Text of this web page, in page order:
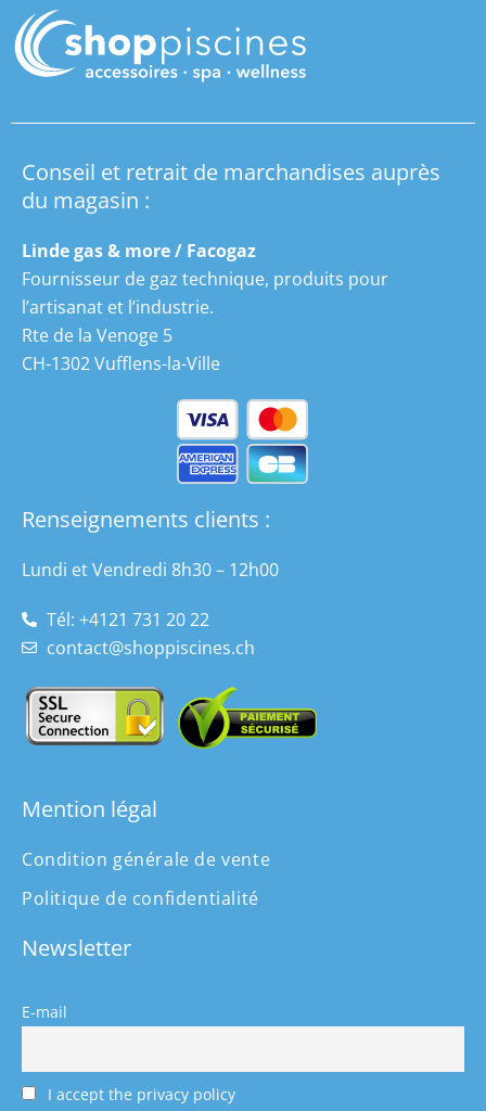
Conseil et retrait de marchandises auprès
du magasin :
Linde gas & more / Facogaz
Fournisseur de gaz technique, produits pour
l’artisanat et l’industrie.
Rte de la Venoge 5
CH-1302 Vufflens-la-Ville
Renseignements clients :
Lundi et Vendredi 8h30 – 12h00
Tél: +4121 731 20 22
contact@shoppiscines.ch
Mention légal
Condition générale de vente
Politique de confidentialité
Newsletter
E-mail
I accept the privacy policy